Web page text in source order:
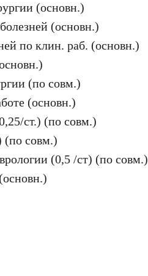
(основн.)
(основн.)
по клин. раб. (основн.)
(по совм.)
(основн.)
ст.) (по совм.)
(по совм.)
(0,5 /ст) (по совм.)